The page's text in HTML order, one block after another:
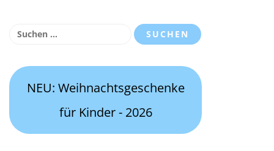
Suchen
NEU: Weihnachtsgeschenke
für Kinder - 2026